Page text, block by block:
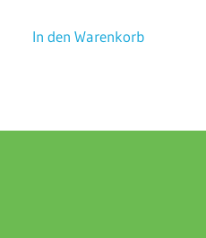
In den Warenkorb